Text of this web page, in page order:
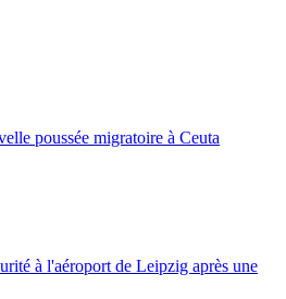
poussée migratoire à Ceuta
à l'aéroport de Leipzig après une